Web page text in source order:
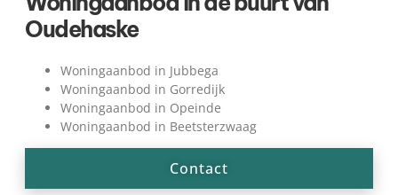
Oudehaske
Woningaanbod in Jubbega
Woningaanbod in Gorredijk
Woningaanbod in Opeinde
Woningaanbod in Beetsterzwaag
Contact